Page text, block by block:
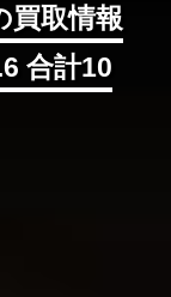
買取情報
合計10